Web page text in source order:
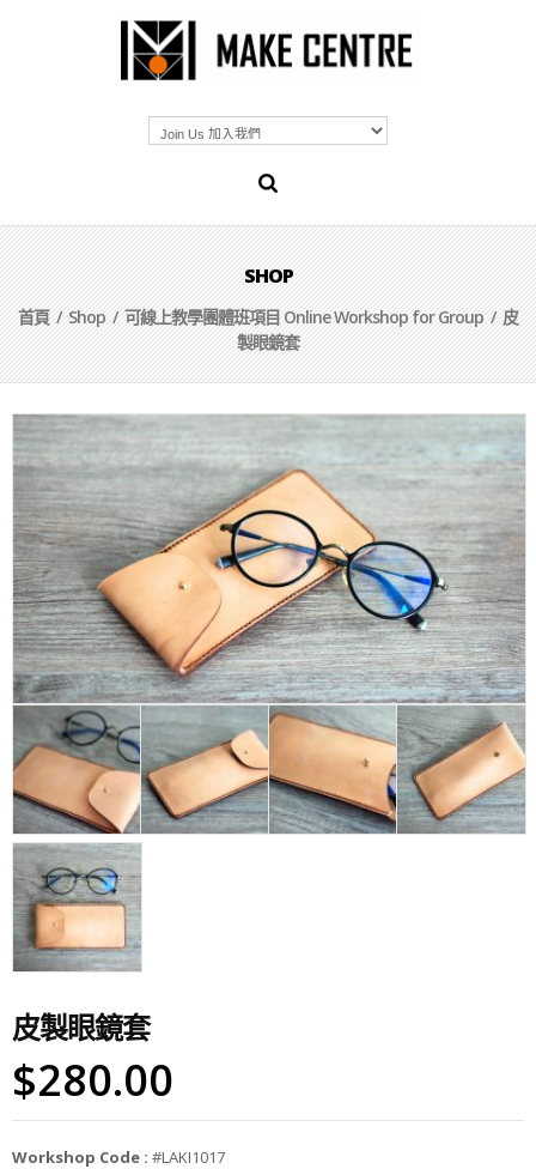
SHOP
首頁/Shop/可線上教學團體班項目 Online Workshop for Group/ 皮
製眼鏡套
皮製眼鏡套
$280.00
Workshop Code : #LAKI1017